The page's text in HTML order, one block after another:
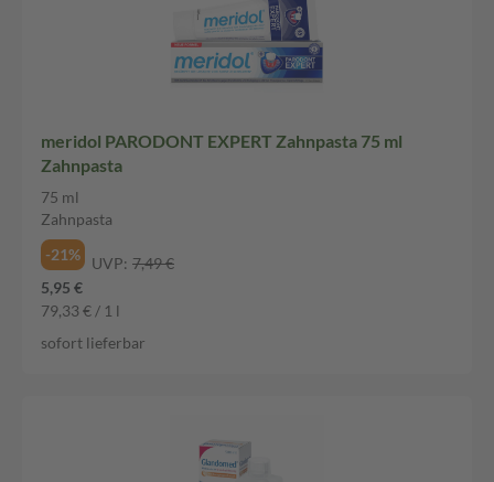
meridol PARODONT EXPERT Zahnpasta 75 ml
Zahnpasta
75 ml
Zahnpasta
-21%
UVP: 7,49 €
5,95 €
79,33 € / 1 l
sofort lieferbar